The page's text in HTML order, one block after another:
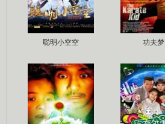
聪明小空空 功夫梦